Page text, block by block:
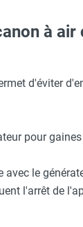
chariot IDE 30
à air
d'éviter
pour
le
l'arrêt de